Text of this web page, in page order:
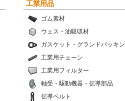
工業用品
ゴム素材
ウェス・油吸収材
ガスケット・グランドパッキン
工業用チェーン
工業用フィルター
軸受・駆動機器・伝導部品
伝導ベルト